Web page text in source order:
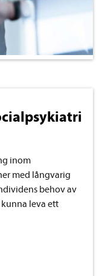
inom
med långvarig
behov av
leva ett